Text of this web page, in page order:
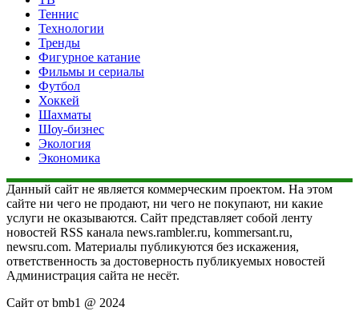
Теннис
Технологии
Тренды
Фигурное катание
Фильмы и сериалы
Футбол
Хоккей
Шахматы
Шоу-бизнес
Экология
Экономика
Данный сайт не является коммерческим проектом. На этом
сайте ни чего не продают, ни чего не покупают, ни какие
услуги не оказываются. Сайт представляет собой ленту
новостей RSS канала news.rambler.ru, kommersant.ru,
newsru.com. Материалы публикуются без искажения,
ответственность за достоверность публикуемых новостей
Администрация сайта не несёт.
Сайт от bmb1 @ 2024